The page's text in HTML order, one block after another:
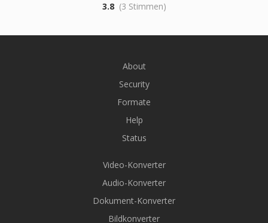
3.8 (3 Stimmen)
About
Security
Formate
Help
Status
Video-Konverter
Audio-Konverter
Dokument-Konverter
Bildkonverter